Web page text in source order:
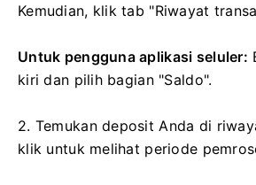
Kemudian, klik tab "Riwayat
Untuk pengguna aplikasi seluler:
kiri dan pilih bagian "Saldo".
2. Temukan deposit Anda di
klik untuk melihat periode